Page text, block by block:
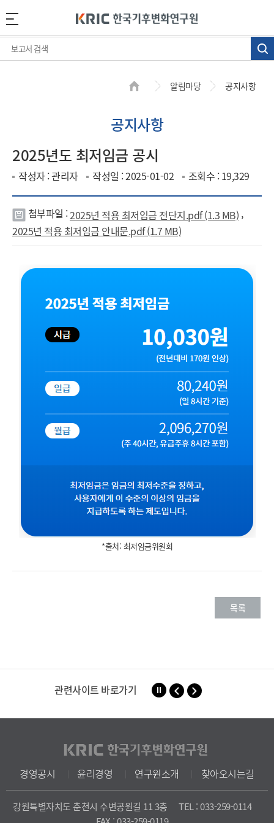
알림마당 공지사항
공지사항
2025년도 최저임금 공시
작성자 : 관리자 작성일 : 2025-01-02 조회수 : 19,329
첨
부
첨부파일 :2025년 적용 최저임금 전단지.pdf (1.3 MB) ,
2025년 적용 최저임금 안내문.pdf (1.7 MB)
*출처: 최저임금위원회
목록
관련사이트 바로가기
경영공시 윤리경영 연구원소개 찾아오시는길
강원특별자치도 춘천시 수변공원길 11 3층
TEL : 033-259-0114